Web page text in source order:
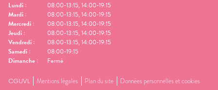
Lundi :
08:00-13:15, 14:00-19:15
Mardi :
08:00-13:15, 14:00-19:15
Mercredi :
08:00-13:15, 14:00-19:15
Jeudi :
08:00-13:15, 14:00-19:15
Vendredi :
08:00-13:15, 14:00-19:15
Samedi :
08:00-19:15
Dimanche : Fermé
CGUVL Mentions légales Plan du site Données personnelles et cookies